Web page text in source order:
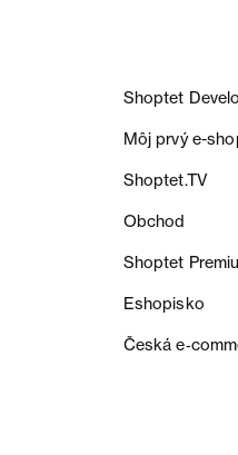
Shoptet
Môj prvý e-
Shoptet.TV
Obchod
Shoptet
Eshopisko
Česká